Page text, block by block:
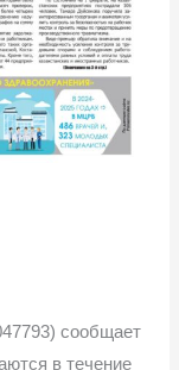
сообщает
в течение